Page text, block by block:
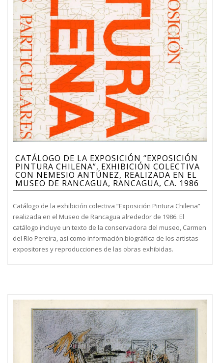
CATÁLOGO DE LA EXPOSICIÓN “EXPOSICIÓN
PINTURA CHILENA”, EXHIBICIÓN COLECTIVA
CON NEMESIO ANTÚNEZ, REALIZADA EN EL
MUSEO DE RANCAGUA, RANCAGUA, CA. 1986
Catálogo de la exhibición colectiva “Exposición Pintura Chilena”
realizada en el Museo de Rancagua alrededor de 1986. El
catálogo incluye un texto de la conservadora del museo, Carmen
del Río Pereira, así como información biográfica de los artistas
expositores y reproducciones de las obras exhibidas.